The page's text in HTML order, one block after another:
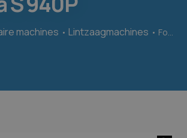
machines Lintzaagmachines Formula S 940P